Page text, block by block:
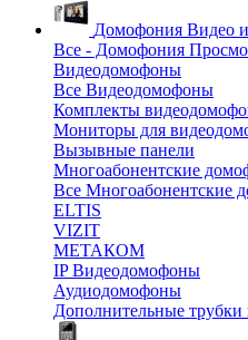
Домофония Видео
Все - Домофония
Видеодомофоны
Все Видеодомофоны
Комплекты
Мониторы для
Вызывные панели
Многоабонентские
Все Многоабонентские
ELTIS
VIZIT
МЕТАКОМ
IP Видеодомофоны
Аудиодомофоны
Дополнительные